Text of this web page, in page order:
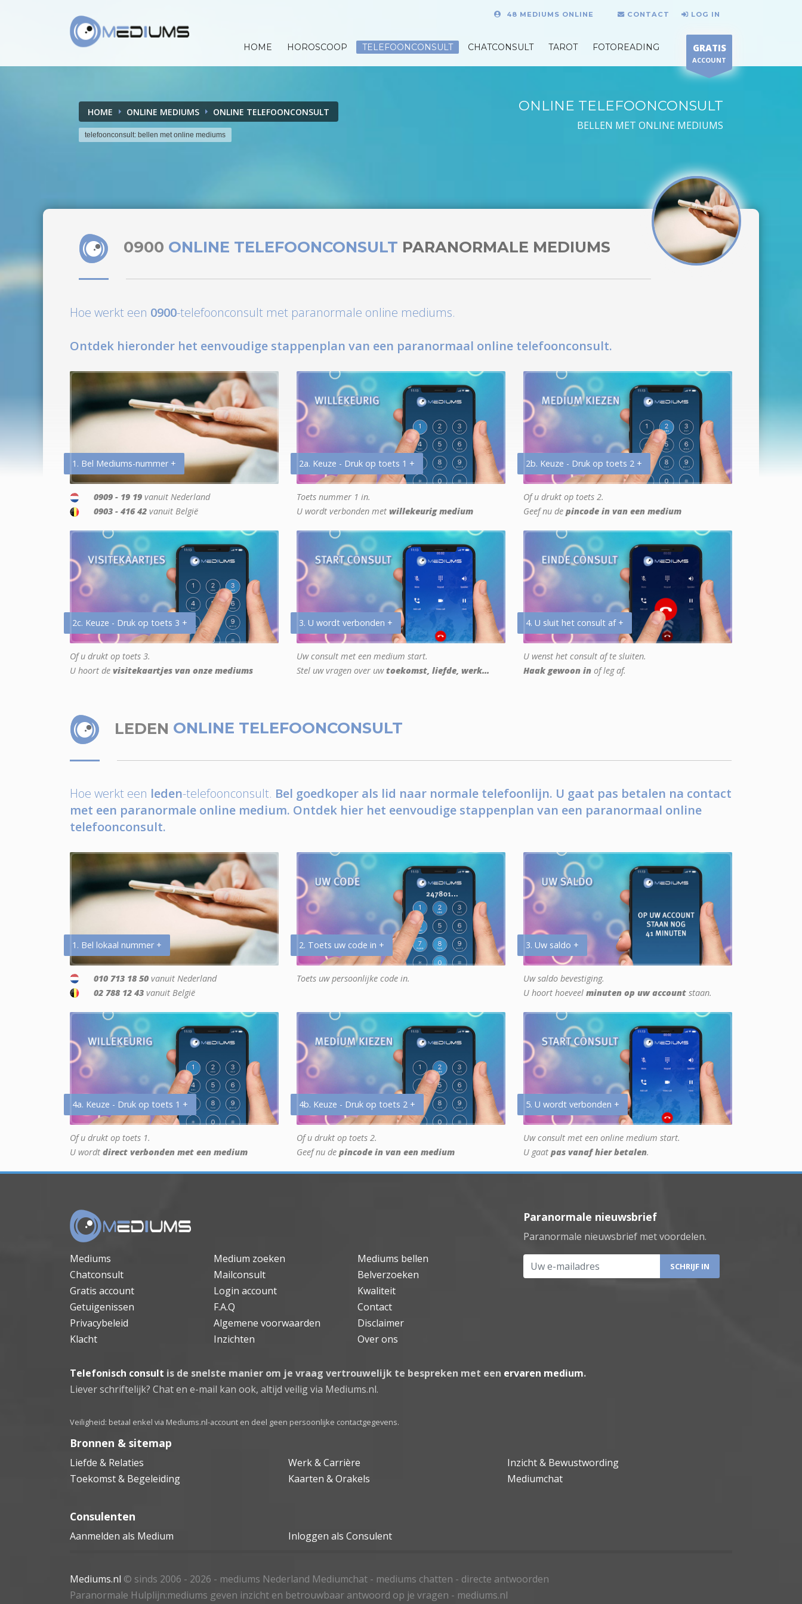
48 MEDIUMS ONLINE CONTACT LOG IN
HOME HOROSCOOP TELEFOONCONSULT CHATCONSULT TAROT FOTOREADING GRATIS
ACCOUNT
HOME ONLINE MEDIUMS ONLINE TELEFOONCONSULT
telefoonconsult: bellen met online mediums
ONLINE TELEFOONCONSULT
BELLEN MET ONLINE MEDIUMS
0900 ONLINE TELEFOONCONSULT PARANORMALE MEDIUMS
Hoe werkt een 0900-telefoonconsult met paranormale online mediums.
Ontdek hieronder het eenvoudige stappenplan van een paranormaal online telefoonconsult.
1. Bel Mediums-nummer +
0909 - 19 19 vanuit Nederland
0903 - 416 42 vanuit België
2a. Keuze - Druk op toets 1 +
Toets nummer 1 in.
U wordt verbonden met willekeurig medium
2b. Keuze - Druk op toets 2 +
Of u drukt op toets 2.
Geef nu de pincode in van een medium
2c. Keuze - Druk op toets 3 +
Of u drukt op toets 3.
U hoort de visitekaartjes van onze mediums
3. U wordt verbonden +
Uw consult met een medium start.
Stel uw vragen over uwtoekomst, liefde, werk...
4. U sluit het consult af +
U wenst het consult af te sluiten.
Haak gewoon in of leg af.
LEDEN ONLINE TELEFOONCONSULT
Hoe werkt een leden-telefoonconsult. Bel goedkoper als lid naar normale telefoonlijn. U gaat pas betalen na contact
met een paranormale online medium. Ontdek hier het eenvoudige stappenplan van een paranormaal online
telefoonconsult.
1. Bel lokaal nummer +
010 713 18 50 vanuit Nederland
02 788 12 43 vanuit België
2. Toets uw code in +
Toets uw persoonlijke code in.
3. Uw saldo +
Uw saldo bevestiging.
U hoort hoeveel minuten op uw account staan.
4a. Keuze - Druk op toets 1 +
Of u drukt op toets 1.
U wordt direct verbonden met een medium
4b. Keuze - Druk op toets 2 +
Of u drukt op toets 2.
Geef nu de pincode in van een medium
5. U wordt verbonden +
Uw consult met een online medium start.
U gaat pas vanaf hier betalen.
Mediums Medium zoeken
Mediums bellen
Chatconsult
Mailconsult
Belverzoeken
Gratis account
Login account
Kwaliteit
Getuigenissen
F.A.Q
Contact
Privacybeleid
Algemene voorwaarden
Disclaimer
Klacht
Inzichten Over ons
Paranormale nieuwsbrief
Paranormale nieuwsbrief met voordelen.
Uw e-mailadres
Telefonisch consult is de snelste manier om je vraag vertrouwelijk te bespreken met een ervaren medium.
Liever schriftelijk? Chat en e-mail kan ook, altijd veilig via Mediums.nl.
Veiligheid: betaal enkel via Mediums.nl-account en deel geen persoonlijke contactgegevens.
Bronnen & sitemap
Liefde & Relaties Werk & Carrière
Inzicht & Bewustwording
Toekomst & Begeleiding
Kaarten & Orakels Mediumchat
Consulenten
Aanmelden als Medium Inloggen als Consulent
Mediums.nl © sinds 2006 - 2026 - mediums Nederland Mediumchat - mediums chatten - directe antwoorden
Paranormale Hulplijn:mediums geven inzicht en betrouwbaar antwoord op je vragen - mediums.nl